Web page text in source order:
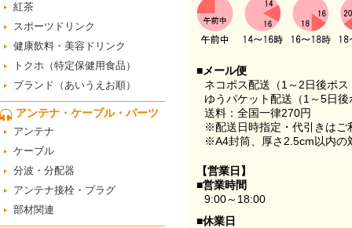
■メール便
ネコポス配送（1～2日後ポ
ゆうパケット配送（1～5日
送料：全国一律270円
※配送日時指定・代引きはご
※A4封筒、厚さ2.5cm以内の
【営業日】
■営業時間
9:00～18:00
■休業日
紅茶
スポーツドリンク
健康飲料・美容ドリンク
トクホ（特定保健用食品）
ブランド（あいうえお順）
アンテナ・ケーブル・パーツ
アンテナ
ケーブル
分波・分配器
アンテナ接栓・プラグ
部材関連